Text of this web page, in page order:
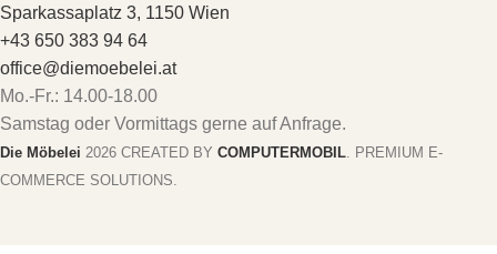
Sparkassaplatz 3, 1150 Wien
+43 650 383 94 64
office@diemoebelei.at
Mo.-Fr.: 14.00-18.00
Samstag oder Vormittags gerne auf Anfrage.
Die Möbelei 2026 CREATED BY COMPUTERMOBIL. PREMIUM E-
COMMERCE SOLUTIONS.